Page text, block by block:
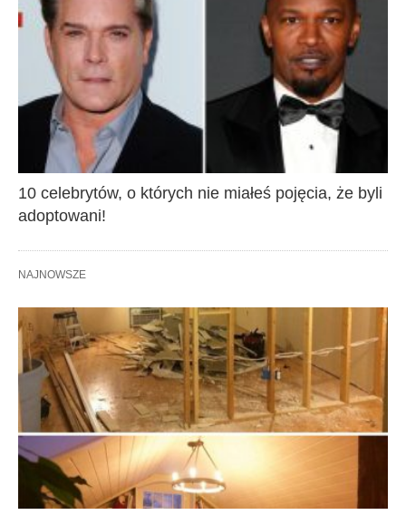
10 celebrytów, o których nie miałeś pojęcia, że byli
adoptowani!
NAJNOWSZE